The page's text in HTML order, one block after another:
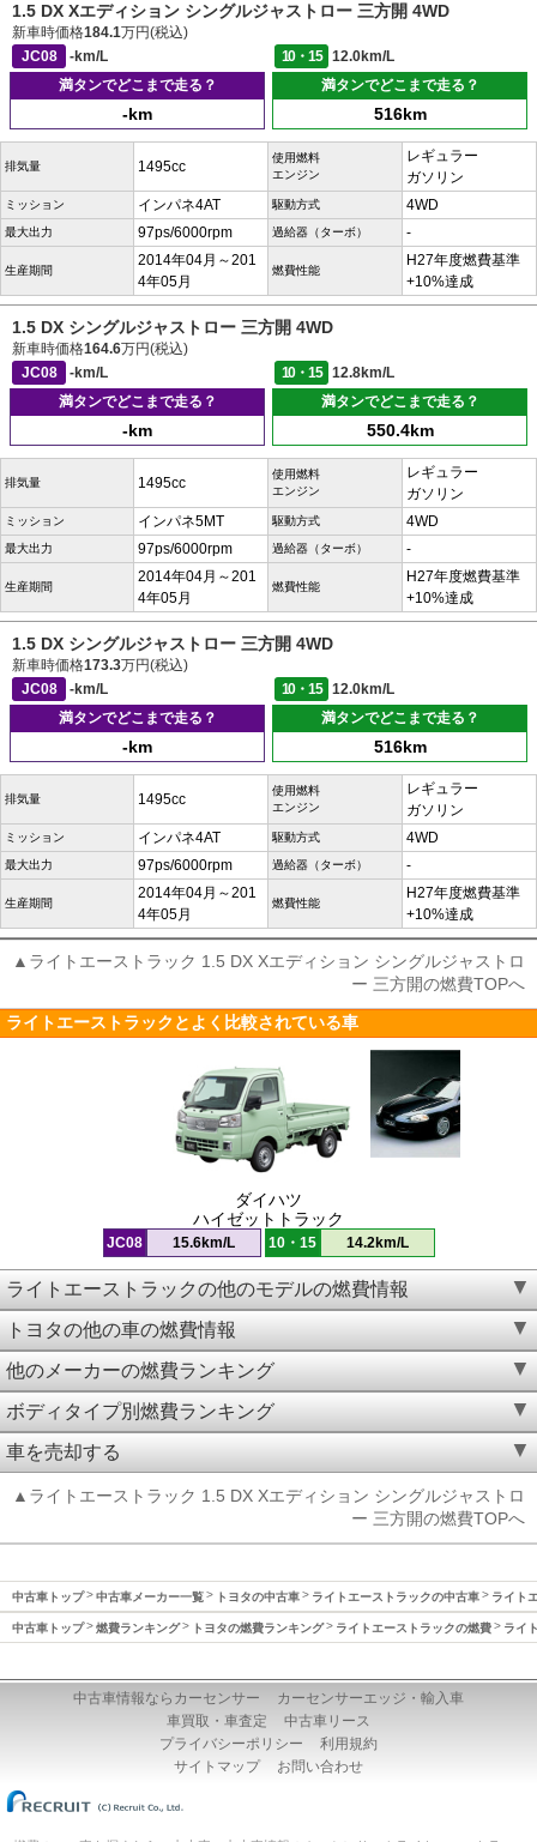
1.5 DX Xエディション シングルジャストロー 三方開 4WD
新車時価格184.1万円(税込)
JC08
-km/L 10・15
12.0km/L
満タンでどこまで走る？
-km
満タンでどこまで走る？
516km
排気量 1495cc
使用燃料
エンジン
レギュラー
ガソリン
ミッション インパネ4AT 駆動方式 4WD
最大出力 97ps/6000rpm 過給器（ターボ） -
生産期間
2014年04月～201
4年05月
燃費性能
H27年度燃費基準
+10%達成
1.5 DX シングルジャストロー 三方開 4WD
新車時価格164.6万円(税込)
JC08
-km/L 10・15
12.8km/L
満タンでどこまで走る？
-km
満タンでどこまで走る？
550.4km
排気量 1495cc
使用燃料
エンジン
レギュラー
ガソリン
ミッション インパネ5MT 駆動方式 4WD
最大出力 97ps/6000rpm 過給器（ターボ） -
生産期間
2014年04月～201
4年05月
燃費性能
H27年度燃費基準
+10%達成
1.5 DX シングルジャストロー 三方開 4WD
新車時価格173.3万円(税込)
JC08
-km/L 10・15
12.0km/L
満タンでどこまで走る？
-km
満タンでどこまで走る？
516km
排気量 1495cc
使用燃料
エンジン
レギュラー
ガソリン
ミッション インパネ4AT 駆動方式 4WD
最大出力 97ps/6000rpm 過給器（ターボ） -
生産期間
2014年04月～201
4年05月
燃費性能
H27年度燃費基準
+10%達成
▲ライトエーストラック 1.5 DX Xエディション シングルジャストロ
ー 三方開の燃費TOPへ
ライトエーストラックとよく比較されている車
ダイハツ
ハイゼットトラック
JC08 15.6km/L 10・15 14.2km/L
ライトエーストラックの他のモデルの燃費情報
トヨタの他の車の燃費情報
他のメーカーの燃費ランキング
ボディタイプ別燃費ランキング
車を売却する
▲ライトエーストラック 1.5 DX Xエディション シングルジャストロ
ー 三方開の燃費TOPへ
中古車トップ 中古車メーカー一覧 トヨタの中古車 ライトエーストラックの中古車 ライト
中古車トップ 燃費ランキング トヨタの燃費ランキング ライトエーストラックの燃費 ライ
中古車情報ならカーセンサー
カーセンサーエッジ・輸入車
車買取・車査定
中古車リース
プライバシーポリシー
利用規約
サイトマップ
お問い合わせ